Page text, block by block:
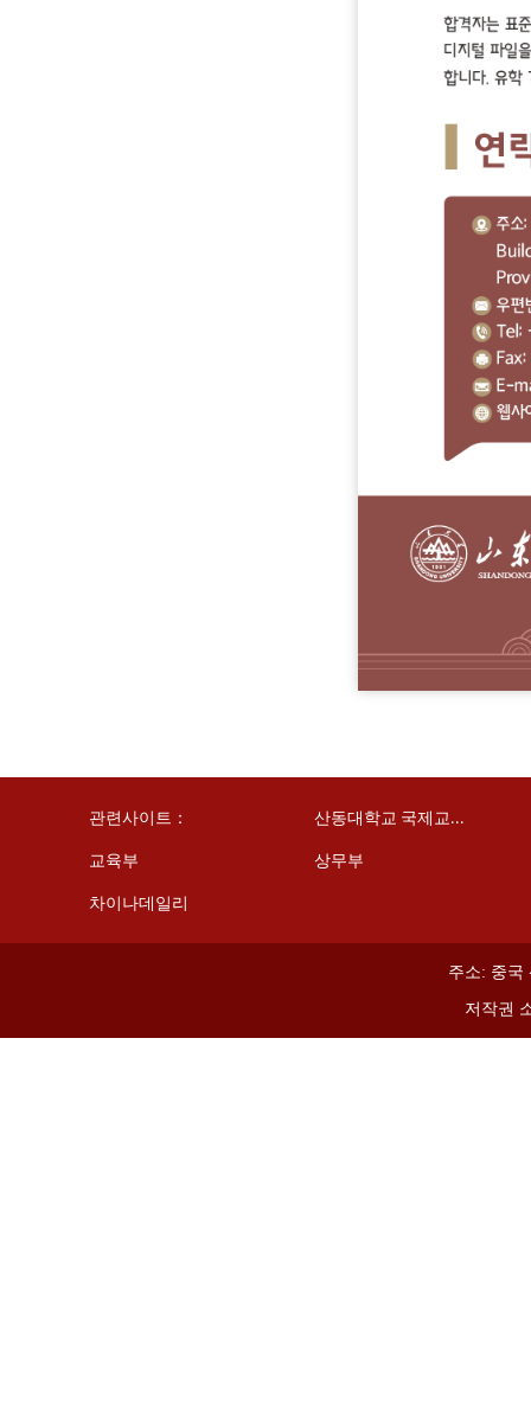
관련사이트： 산동대학교 국제교...
교육부 상무부
차이나데일리
주소: 중국
저작권